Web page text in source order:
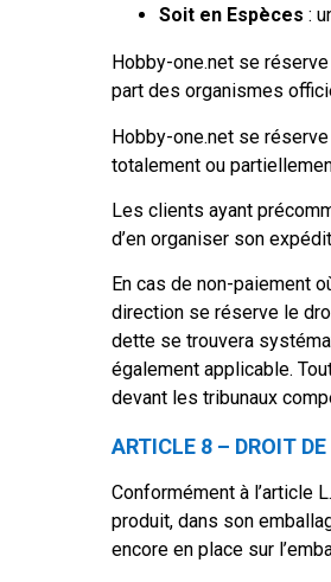
Soit en Espèces :
Hobby-one.net se
part des organismes
Hobby-one.net se réserve
totalement ou
Les clients ayant
d’en organiser son
En cas de non-paiement
direction se réserve le
dette se trouvera
également applicable.
devant les tribunaux
ARTICLE 8 – DROIT
Conformément à l’article
produit, dans son
encore en place sur